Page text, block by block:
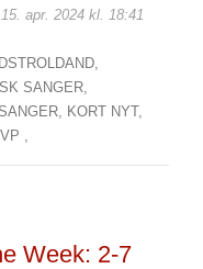
apr. 2024 kl. 18:41
SANGER,
KORT NYT,
VP ,
Week: 2-7